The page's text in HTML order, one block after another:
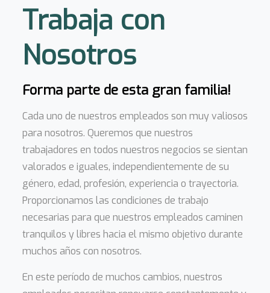
Trabaja con
Nosotros
Forma parte de esta gran familia!
Cada uno de nuestros empleados son muy valiosos
para nosotros. Queremos que nuestros
trabajadores en todos nuestros negocios se sientan
valorados e iguales, independientemente de su
género, edad, profesión, experiencia o trayectoria.
Proporcionamos las condiciones de trabajo
necesarias para que nuestros empleados caminen
tranquilos y libres hacia el mismo objetivo durante
muchos años con nosotros.
En este período de muchos cambios, nuestros